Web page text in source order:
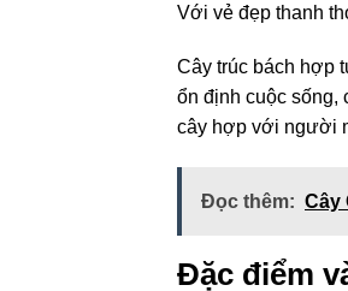
Với vẻ đẹp thanh
Cây trúc bách hợp
ổn định cuộc sống,
cây hợp với người
Đọc thêm: Cây
Đặc điểm